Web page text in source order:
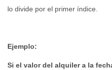
lo divide por el primer índice.
Ejemplo:
Si el valor del alquiler a la